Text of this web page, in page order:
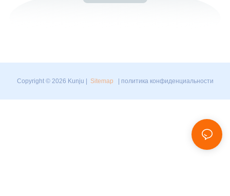
Copyright © 2026 Kunju | Sitemap | политика конфиденциальности